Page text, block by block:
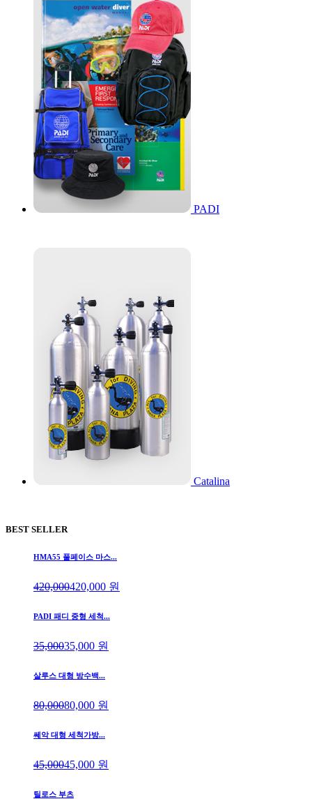
PADI
Catalina
BEST SELLER
HMA55 풀페이스 마스...
420,000420,000 원
PADI 패디 중형 세척...
35,00035,000 원
살루스 대형 방수백...
80,00080,000 원
쎄악 대형 세척가방...
45,00045,000 원
틸로스 부츠